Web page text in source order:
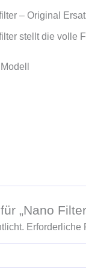
– Original
stellt die volle
„Nano
Erforderliche